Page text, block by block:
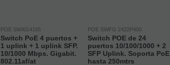
POE SWXG4165
Switch PoE 4 puertos +
1 uplink + 1 uplink SFP.
10/1000 Mbps. Gigabit.
802.11af/at
POE SWFG 2422P400
Switch POE de 24
puertos 10/100/1000 + 2
SFP Uplink. Soporta PoE
hasta 250mtrs